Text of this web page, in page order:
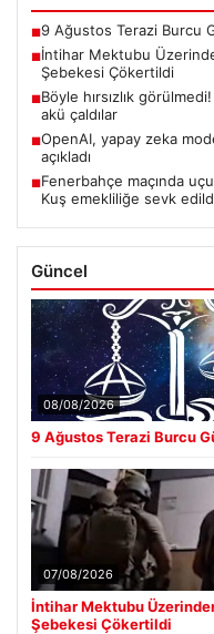
■9 Ağustos Terazi Burcu
■İntihar Mektubu
Şebekesi Çökertildi
■Böyle hırsızlık
akü çaldılar
■OpenAI, yapay zeka
açıkladı
■Fenerbahçe maçında
Kuş emekliliğe sevk
Güncel
08/08/2026
9 Ağustos Terazi Burcu
07/08/2026
İntihar Mektubu
Şebekesi Çökertildi